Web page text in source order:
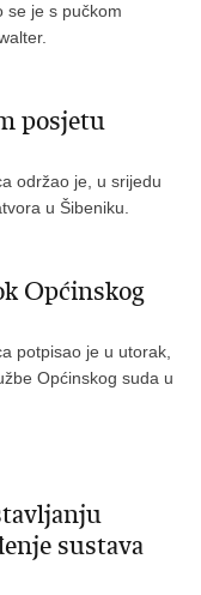
se je s pučkom
posjetu
održao je, u srijedu
u Šibeniku.
Općinskog
potpisao je u utorak,
Općinskog suda u
sustava